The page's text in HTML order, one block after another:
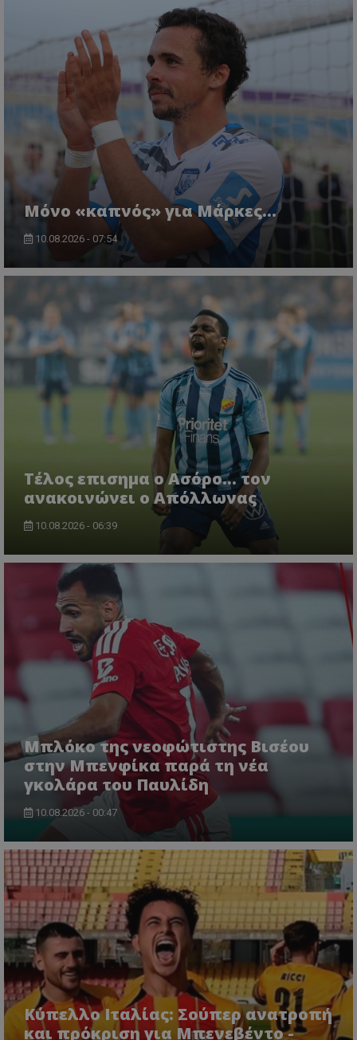
Μόνο «καπνός» για Μάρκες…
10.08.2026 - 07:54
Tέλος επισημα ο Ασόρο... τον
ανακοινώνει ο Απόλλωνας
10.08.2026 - 06:39
Μπλόκο της νεοφώτιστης Βισέου
στην Μπενφίκα παρά τη νέα
γκολάρα του Παυλίδη
10.08.2026 - 00:47
Κύπελλο Ιταλίας: Σούπερ ανατροπή
και πρόκριση για Μπενεβέντο -